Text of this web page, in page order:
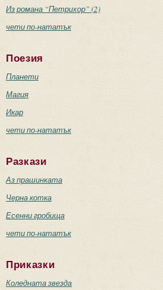
Из романа “Петрихор” (2)
чети по-нататък
Поезия
Планети
Магия
Икар
чети по-нататък
Разкази
Аз прашинката
Черна котка
Есенни гробища
чети по-нататък
Приказки
Коледната звезда